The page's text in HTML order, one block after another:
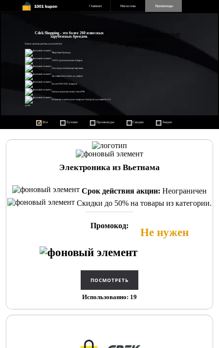
Cdek Shopping - это более 260 извесных
зарубежных брендов.
Наши преимущества для клиентов:
Мировые бренды.
100% оригинальные товары.
Оплата российскими картами.
Доставка бесплатно до двери.
Более 900 000 товаров.
Цены в среднем ниже, чем в РФ.
Новинки и категории товаров с быстрой доставкой от 5
дней.
Все Лучшее Промокоды Скидки Акции
Электроника из Вьетнама
Срок действия акции: Неограничен
Скидки до 50% на товары из категории.
Промокод:
Не нужен
Использованно: 19